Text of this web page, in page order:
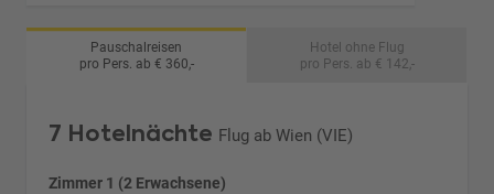
Pauschalreisen
pro Pers. ab € 360,-
Hotel ohne Flug
pro Pers. ab € 142,-
7 Hotelnächte Flug ab Wien (VIE)
Zimmer 1 (2 Erwachsene)